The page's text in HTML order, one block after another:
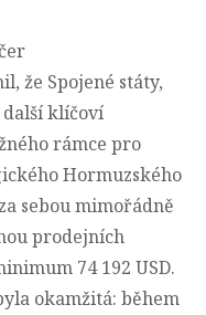
že Spojené státy,
další klíčoví
rámce pro
Hormuzského
sebou mimořádně
prodejních
74 192 USD.
okamžitá: během